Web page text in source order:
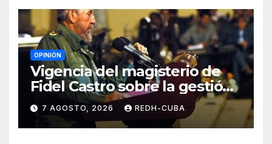
OPINIÓN
Vigencia del magisterio de
Fidel Castro sobre la gestión
del liderazgo revolucionario.
Por Jorge Luís Guach Estévez
7 AGOSTO, 2026 REDH-CUBA